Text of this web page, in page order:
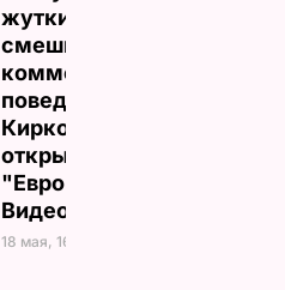
жуткий", "Выглядит
смешно". В сети
комментируют
поведение
Киркорова на
открытии
"Евровидения 2021".
Видео
18 мая, 16.07